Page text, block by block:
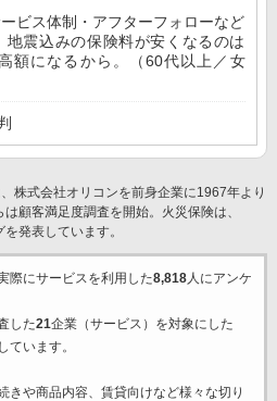
ビス体制・アフターフォローなど
地震込みの保険料が安くなるのは
額になるから。（60代以上／女
株式会社オリコンを前身企業に1967年より
顧客満足度調査を開始。火災保険は、
発表しています。
際にサービスを利用した8,818人にアンケ
した21企業（サービス）を対象にした
ています。
きや商品内容、賃貸向けなど様々な切り